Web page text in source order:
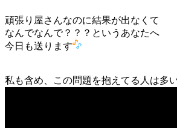
頑張り屋さんなのに結果が出なくて
なんでなんで？？？というあなたへ
今日も送ります
私も含め、この問題を抱えてる人は多